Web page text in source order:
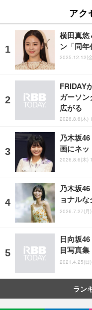
アク
横田真悠
ン「同年
2025.12.12(
FRIDAY
ガーソン
広がる
2026.8.6(木)
乃木坂
画にネッ
2026.8.6(木)
乃木坂
ョナルな
2026.7.27(月
日向坂
目写真集
2021.4.25(日
ラン